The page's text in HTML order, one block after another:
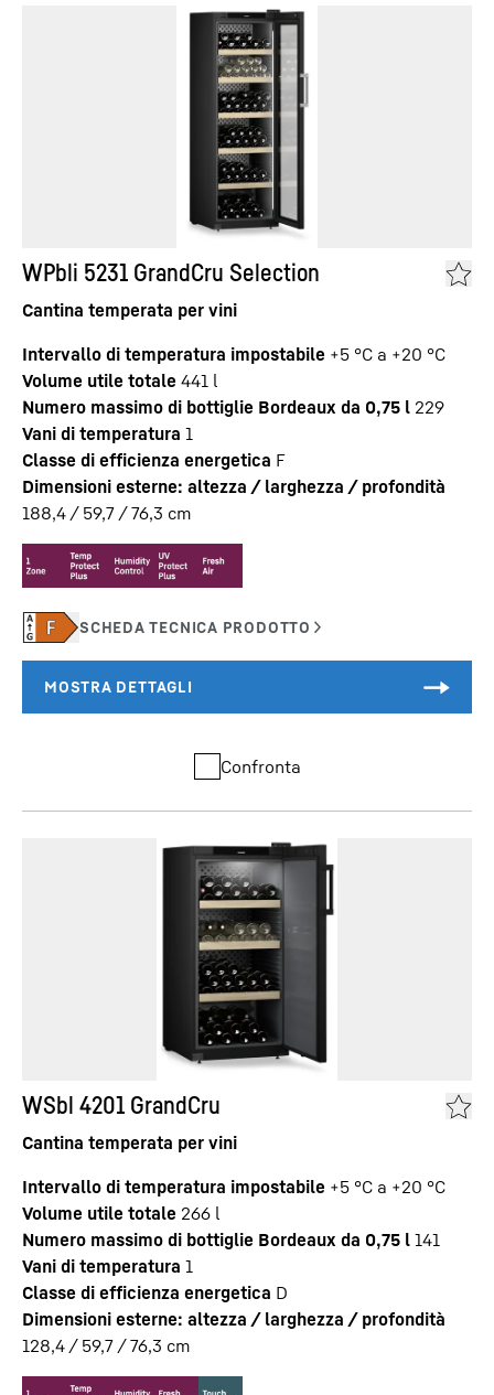
WPbli 5231 GrandCru Selection
Cantina temperata per vini
Intervallo di temperatura impostabile +5 °C a +20 °C
Volume utile totale 441 l
Numero massimo di bottiglie Bordeaux da 0,75 l 229
Vani di temperatura 1
Classe di efficienza energetica F
Dimensioni esterne: altezza / larghezza / profondità
188,4 / 59,7 / 76,3 cm
Confronta
WSbl 4201 GrandCru
Cantina temperata per vini
Intervallo di temperatura impostabile +5 °C a +20 °C
Volume utile totale 266 l
Numero massimo di bottiglie Bordeaux da 0,75 l 141
Vani di temperatura 1
Classe di efficienza energetica D
Dimensioni esterne: altezza / larghezza / profondità
128,4 / 59,7 / 76,3 cm